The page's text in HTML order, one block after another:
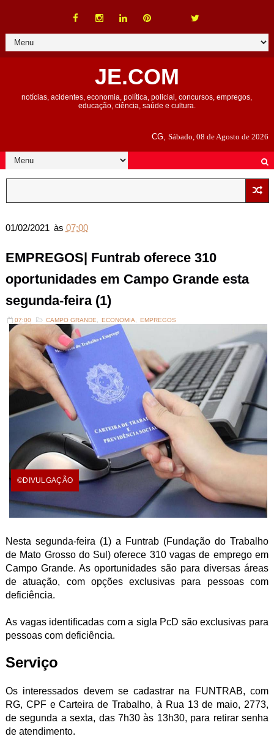
JE.COM
notícias, acidentes, economia, política, policial, concursos, empregos,
educação, ciência, saúde e cultura.
CG,Sábado, 08 de Agosto de 2026
01/02/2021 às 07:00
EMPREGOS| Funtrab oferece 310
oportunidades em Campo Grande esta
segunda-feira (1)
07:00 CAMPO GRANDE ECONOMIA EMPREGOS
©DIVULGAÇÃO
Nesta segunda-feira (1) a Funtrab (Fundação do Trabalho
de Mato Grosso do Sul) oferece 310 vagas de emprego em
Campo Grande. As oportunidades são para diversas áreas
de atuação, com opções exclusivas para pessoas com
deficiência.
As vagas identificadas com a sigla PcD são exclusivas para
pessoas com deficiência.
Serviço
Os interessados devem se cadastrar na FUNTRAB, com
RG, CPF e Carteira de Trabalho, à Rua 13 de maio, 2773,
de segunda a sexta, das 7h30 às 13h30, para retirar senha
de atendimento.